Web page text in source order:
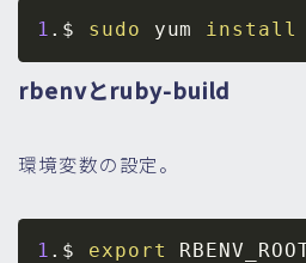
1 .$ sudo yum install
rbenvとruby-build
環境変数の設定。
1 .$ export